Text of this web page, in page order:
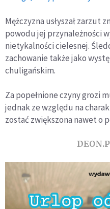
Mężczyzna usłyszał zarzut
powodu jej przynależności
nietykalności cielesnej.
zachowanie także jako
chuligańskim.
Za popełnione czyny grozi
jednak ze względu na
zostać zwiększona nawet o